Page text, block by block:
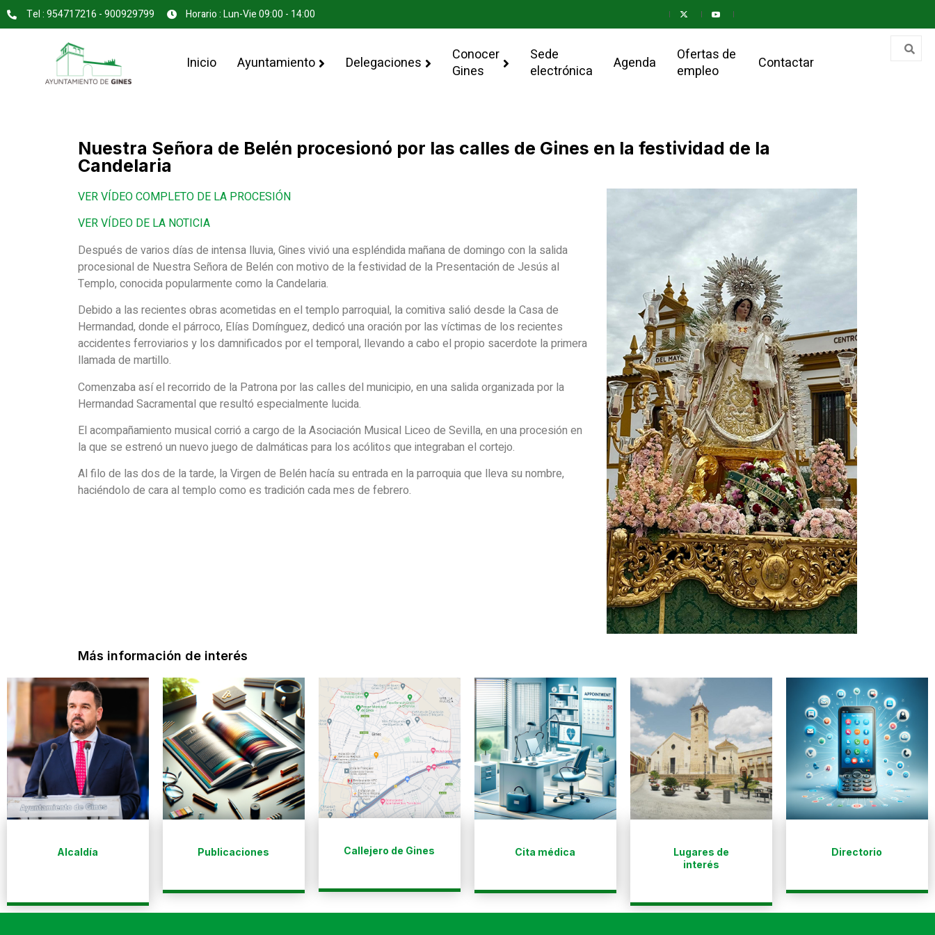
Tel : 954717216 - 900929799 Horario : Lun-Vie 09:00 - 14:00
Inicio Ayuntamiento Delegaciones
Conocer
Gines
Sede
electrónica
Agenda
Ofertas de
empleo
Contactar
Nuestra Señora de Belén procesionó por las calles de Gines en la festividad de la
Candelaria
VER VÍDEO COMPLETO DE LA PROCESIÓN
VER VÍDEO DE LA NOTICIA
Después de varios días de intensa lluvia, Gines vivió una espléndida mañana de domingo con la salida
procesional de Nuestra Señora de Belén con motivo de la festividad de la Presentación de Jesús al
Templo, conocida popularmente como la Candelaria.
Debido a las recientes obras acometidas en el templo parroquial, la comitiva salió desde la Casa de
Hermandad, donde el párroco, Elías Domínguez, dedicó una oración por las víctimas de los recientes
accidentes ferroviarios y los damnificados por el temporal, llevando a cabo el propio sacerdote la primera
llamada de martillo.
Comenzaba así el recorrido de la Patrona por las calles del municipio, en una salida organizada por la
Hermandad Sacramental que resultó especialmente lucida.
El acompañamiento musical corrió a cargo de la Asociación Musical Liceo de Sevilla, en una procesión en
la que se estrenó un nuevo juego de dalmáticas para los acólitos que integraban el cortejo.
Al filo de las dos de la tarde, la Virgen de Belén hacía su entrada en la parroquia que lleva su nombre,
haciéndolo de cara al templo como es tradición cada mes de febrero.
Más información de interés
Alcaldía Publicaciones Callejero de Gines Cita médica
Lugares de
interés
Directorio